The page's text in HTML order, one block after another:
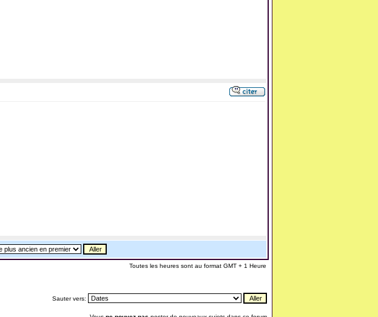
Toutes les heures sont au format GMT + 1 Heure
Sauter vers: